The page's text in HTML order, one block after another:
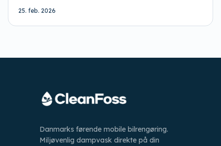
25. feb. 2026
Danmarks førende mobile bilrengøring.
Miljøvenlig dampvask direkte på din